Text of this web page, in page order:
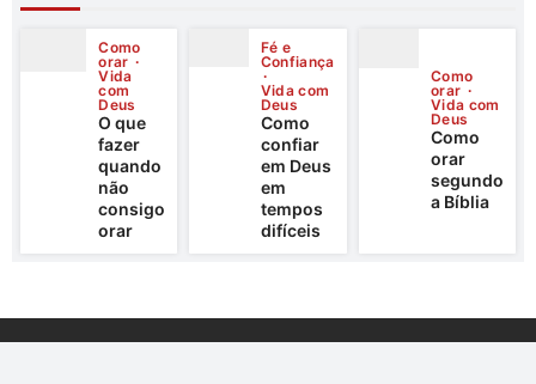
Como
orar
Vida
com
Deus
O que
fazer
quando
não
consigo
orar
Fé e
Confiança
Vida com
Deus
Como
confiar
em Deus
em
tempos
difíceis
Como
orar
Vida com
Deus
Como
orar
segundo
a Bíblia